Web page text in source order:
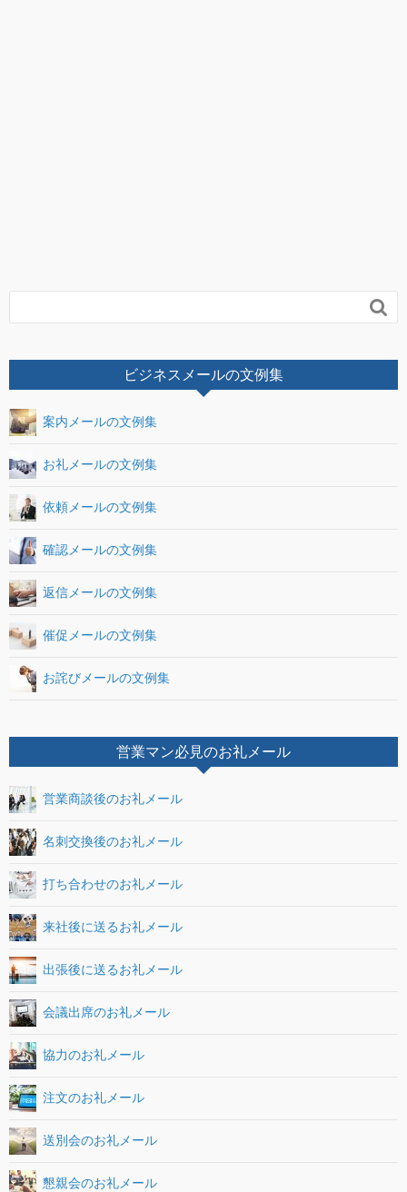

ビジネスメールの文例集
案内メールの文例集
お礼メールの文例集
依頼メールの文例集
確認メールの文例集
返信メールの文例集
催促メールの文例集
お詫びメールの文例集
営業マン必見のお礼メール
営業商談後のお礼メール
名刺交換後のお礼メール
打ち合わせのお礼メール
来社後に送るお礼メール
出張後に送るお礼メール
会議出席のお礼メール
協力のお礼メール
注文のお礼メール
送別会のお礼メール
懇親会のお礼メール